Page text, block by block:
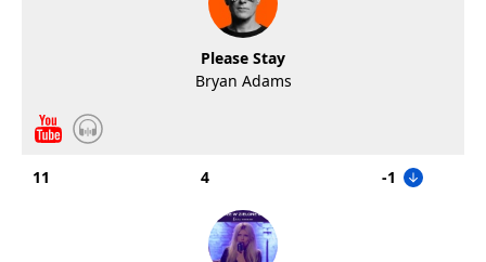
Please Stay
Bryan Adams
11 4 -1